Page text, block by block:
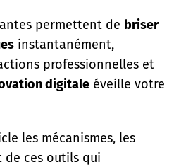
permettent de briser
instantanément,
professionnelles et
digitale éveille votre
les mécanismes, les
de ces outils qui